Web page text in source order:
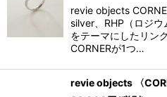
revie objects
silver、RHP（ロジウ
をテーマにしたリン
CORNERが1つ…
revie objects 〈